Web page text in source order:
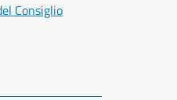
Consiglio